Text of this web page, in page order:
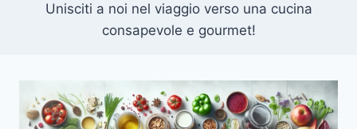
Unisciti a noi nel viaggio verso una cucina
consapevole e gourmet!